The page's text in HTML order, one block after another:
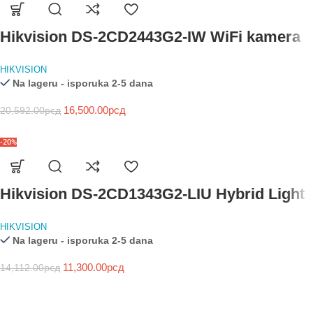
Hikvision DS-2CD2443G2-IW WiFi kamera
HIKVISION
Na lageru - isporuka 2-5 dana
20,592.00рсд 16,500.00рсд
-20%
Hikvision DS-2CD1343G2-LIU Hybrid Light
HIKVISION
Na lageru - isporuka 2-5 dana
14,112.00рсд 11,300.00рсд